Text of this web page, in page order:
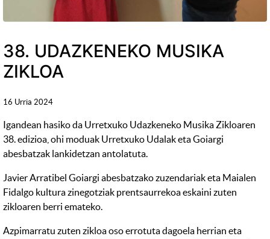
38. UDAZKENEKO MUSIKA
ZIKLOA
16 Urria 2024
Igandean hasiko da Urretxuko Udazkeneko Musika Zikloaren
38. edizioa, ohi moduak Urretxuko Udalak eta Goiargi
abesbatzak lankidetzan antolatuta.
Javier Arratibel Goiargi abesbatzako zuzendariak eta Maialen
Fidalgo kultura zinegotziak prentsaurrekoa eskaini zuten
zikloaren berri emateko.
Azpimarratu zuten zikloa oso errotuta dagoela herrian eta